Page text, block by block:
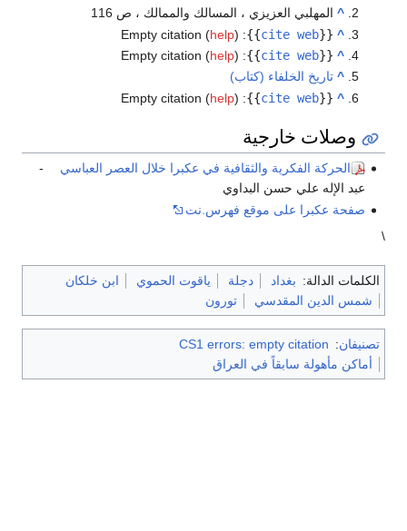
^ المهلبي العزيزي ، المسالك والممالك ، ص 116
^
{{
cite web
}}
:
Empty citation (help)
^
{{
cite web
}}
:
Empty citation (help)
^ تاريخ الخلفاء (كتاب)
^
{{
cite web
}}
:
Empty citation (help)
وصلات خارجية
الحركة الفكرية والثقافية في عكبرا خلال العصر العباسي
-
عبد الإله علي حسن البداوي
صفحة عكبرا على موقع فهرس.نت
\
الكلمات الدالة: بغداد دجلة ياقوت الحموي
ابن خلكان
شمس الدين المقدسي
تورون
تصنيفان:
CS1 errors: empty citation
أماكن مأهولة سابقاً في العراق